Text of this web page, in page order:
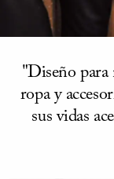
"Diseño para
ropa y
sus vidas